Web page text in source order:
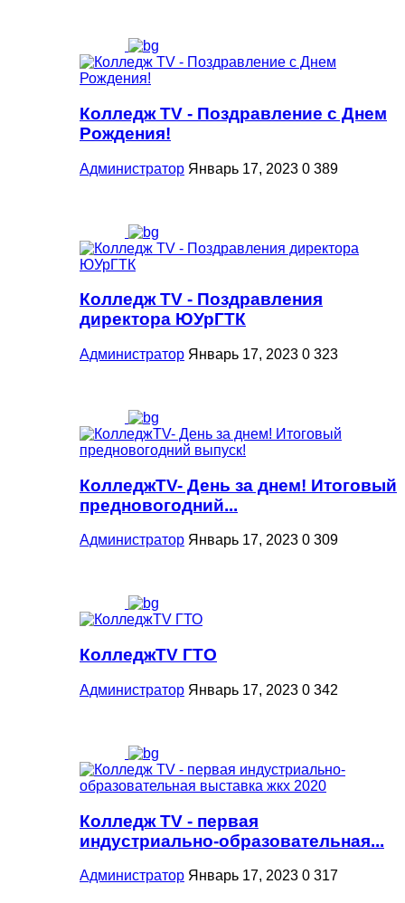
Колледж TV - Поздравление с Днем
Рождения!
Администратор Январь 17, 2023 0 389
Колледж TV - Поздравления
директора ЮУрГТК
Администратор Январь 17, 2023 0 323
КолледжTV- День за днем! Итоговый
предновогодний...
Администратор Январь 17, 2023 0 309
КолледжTV ГТО
Администратор Январь 17, 2023 0 342
Колледж TV - первая
индустриально-образовательная...
Администратор Январь 17, 2023 0 317